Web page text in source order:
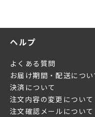
ヘルプ
よくある質問
お届け期間・配送につい
決済について
注文内容の変更について
注文確認メールについて